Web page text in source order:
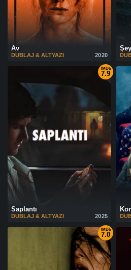
Av
2020
DUBLAJ & ALTYAZI
IMDb
7.9
Saplantı
2025
DUBLAJ & ALTYAZI
IMDb
7.0